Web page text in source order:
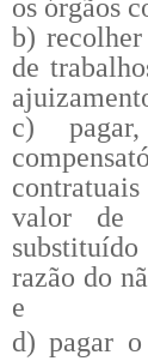
os órgãos
b)
de
c)
valor de
razão do
e
d) pagar